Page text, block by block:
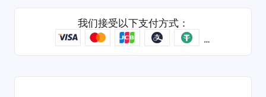
我们接受以下支付方式：